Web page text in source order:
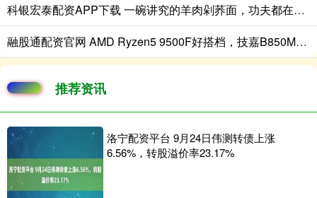
科银宏泰配资APP下载 一碗讲究的羊肉剁荞面，功夫都在看不见的地方
融股通配资官网 AMD Ryzen5 9500F好搭档，技嘉B850M电竞雕压榨尽内存最后潜能！
推荐资讯
洛宁配资平台 9月24日伟测转债上涨
6.56%，转股溢价率23.17%